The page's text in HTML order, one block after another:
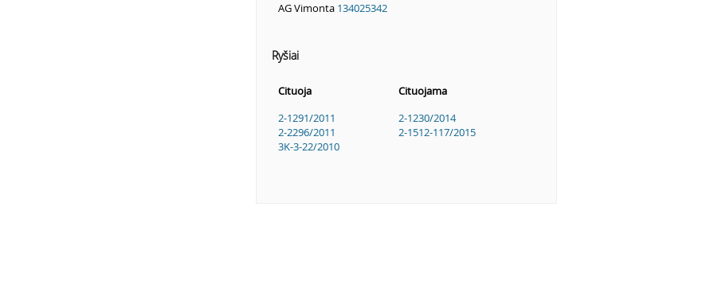
AG Vimonta 134025342
Ryšiai
Cituoja
Cituojama
2-1291/2011
2-2296/2011
3K-3-22/2010
2-1230/2014
2-1512-117/2015